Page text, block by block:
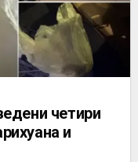
четири
и